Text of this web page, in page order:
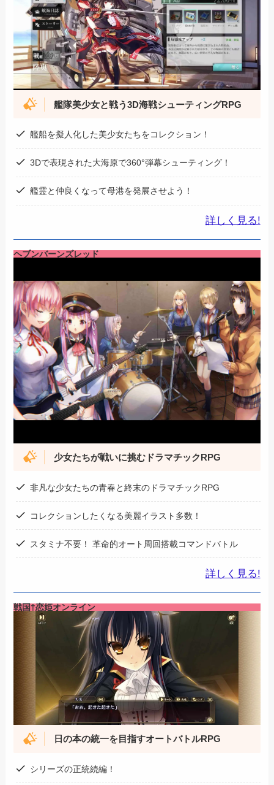
艦隊美少女と戦う3D海戦シューティングRPG
艦船を擬人化した美少女たちをコレクション！
3Dで表現された大海原で360°弾幕シューティング！
艦霊と仲良くなって母港を発展させよう！
詳しく見る!
ヘブンバーンズレッド
少女たちが戦いに挑むドラマチックRPG
非凡な少女たちの青春と終末のドラマチックRPG
コレクションしたくなる美麗イラスト多数！
スタミナ不要！ 革命的オート周回搭載コマンドバトル
詳しく見る!
戦国†恋姫オンライン
日の本の統一を目指すオートバトルRPG
シリーズの正統続編！